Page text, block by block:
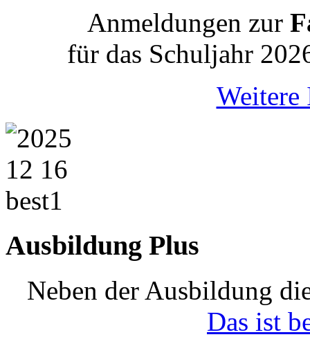
Anmeldungen zur
für das Schuljahr
Weitere
Ausbildung Plus
Neben der Ausbildung
Das ist